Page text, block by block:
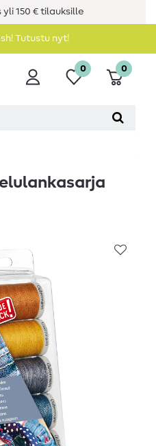
150 € tilauksille
Tutustu nyt!
0 0